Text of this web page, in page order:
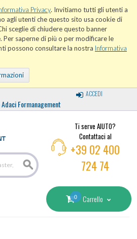
Privacy. Invitiamo tutti gli utenti a
agli utenti che questo sito usa cookie di
sceglie di chiudere questo banner
Per saperne di più o per modificare le
possono consultare la nostra Informativa
Formanagement
ACCEDI
Ti serve AIUTO?
Contattaci al
+39 02 400
724 74
0 Carrello